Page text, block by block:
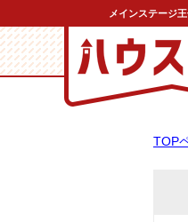
メインステージ
TOP